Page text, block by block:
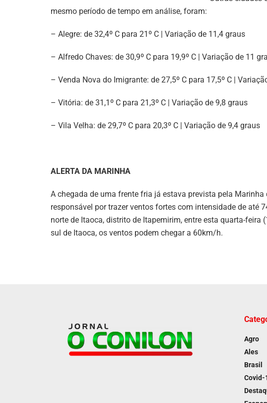
mesmo período de tempo em análise, foram:
– Alegre: de 32,4º C para 21º C | Variação de 11,4 graus
– Alfredo Chaves: de 30,9º C para 19,9º C | Variação de 11
– Venda Nova do Imigrante: de 27,5º C para 17,5º C |
– Vitória: de 31,1º C para 21,3º C | Variação de 9,8 graus
– Vila Velha: de 29,7º C para 20,3º C | Variação de 9,4 graus
ALERTA DA MARINHA
A chegada de uma frente fria já estava prevista pela
responsável por trazer ventos fortes com intensidade de até
norte de Itaoca, distrito de Itapemirim, entre esta quarta-
sul de Itaoca, os ventos podem chegar a 60km/h.
Agro
Ales
Brasil
Covid-